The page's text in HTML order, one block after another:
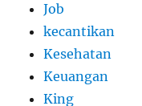
Job
kecantikan
Kesehatan
Keuangan
King